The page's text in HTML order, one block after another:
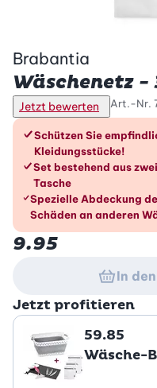
Brabantia
Wäschenetz -
Jetzt bewerten Art.-Nr.
Die Vorteile
Schützen Sie
Kleidungsstücke!
Set bestehend aus
Tasche
Spezielle Abdeckung
Schäden an anderen
9.95
In
Jetzt profitieren
59.85
Wäsche-